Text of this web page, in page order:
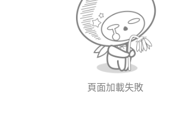
頁面加載失敗